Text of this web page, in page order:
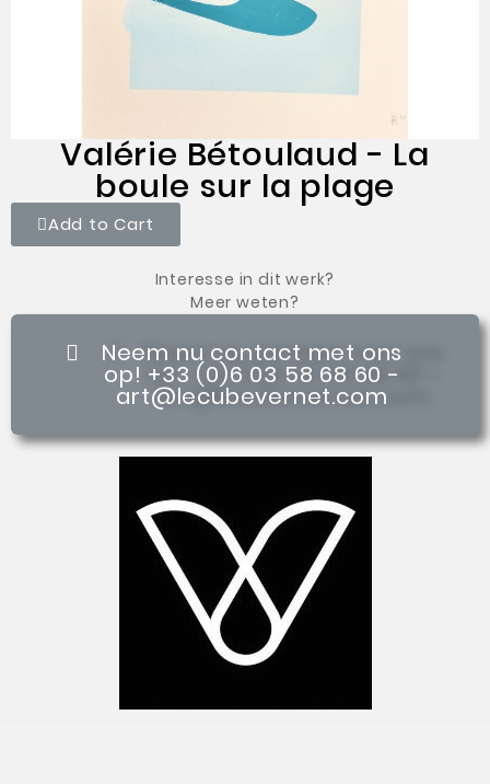
Valérie Bétoulaud - La
boule sur la plage
Add to Cart
Interesse in dit werk?
Meer weten?
Neem nu contact met ons
op! +33 (0)6 03 58 68 60 -
art@lecubevernet.com